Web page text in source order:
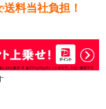
送料当社負担！